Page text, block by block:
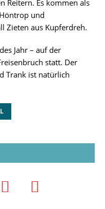
Reitern. Es kommen als
und
Zieten aus Kupferdreh.
Jahr – auf der
statt. Der
Trank ist natürlich